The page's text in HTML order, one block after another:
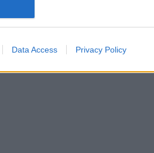
Data Access Privacy Policy